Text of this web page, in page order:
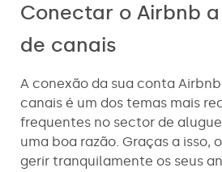
Conectar o Airbnb
de canais
A conexão da sua conta
canais é um dos temas mais
frequentes no sector de
uma boa razão. Graças a isso,
gerir tranquilamente os seus